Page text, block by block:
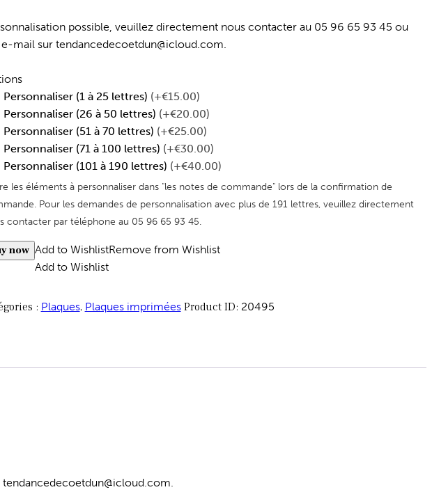
possible, veuillez directement nous contacter au 05 96 65 93 45 ou
e-mail sur tendancedecoetdun@icloud.com.
Personnaliser (1 à 25 lettres) (+€15.00)
Personnaliser (26 à 50 lettres) (+€20.00)
Personnaliser (51 à 70 lettres) (+€25.00)
Personnaliser (71 à 100 lettres) (+€30.00)
Personnaliser (101 à 190 lettres) (+€40.00)
les éléments à personnaliser dans "les notes de commande" lors de la confirmation de
Pour les demandes de personnalisation avec plus de 191 lettres, veuillez directement
contacter par téléphone au 05 96 65 93 45.
now Add to WishlistRemove from Wishlist
Add to Wishlist
: Plaques, Plaques imprimées Product ID: 20495